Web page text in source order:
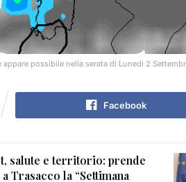
appare possibile nella serata di Lunedì 2
Facebook
salute e territorio: prende
Trasacco la “Settimana